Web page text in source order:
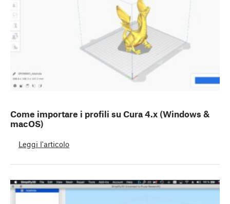
Come importare i profili su Cura 4.x (Windows &
macOS)
Leggi l'articolo